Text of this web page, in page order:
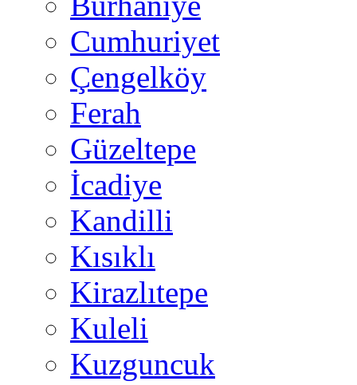
Cumhuriyet
Çengelköy
Ferah
Güzeltepe
İcadiye
Kandilli
Kısıklı
Kirazlıtepe
Kuleli
Kuzguncuk